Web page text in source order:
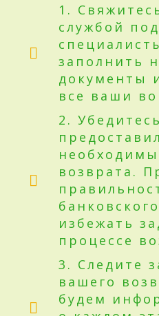
1.
службой
заполнить
документы
все ваши
2.
возврата.
избежать
процессе
3. Следите
вашего
будем